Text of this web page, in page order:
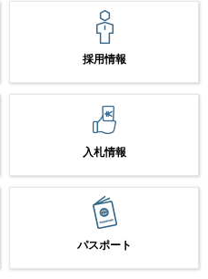
採用情報
入札情報
パスポート